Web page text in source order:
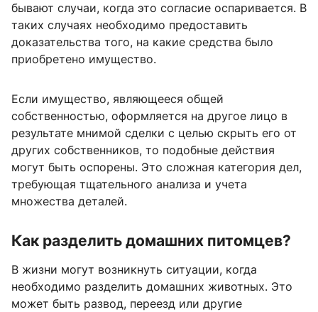
бывают случаи, когда это согласие оспаривается. В
таких случаях необходимо предоставить
доказательства того, на какие средства было
приобретено имущество.
Если имущество, являющееся общей
собственностью, оформляется на другое лицо в
результате мнимой сделки с целью скрыть его от
других собственников, то подобные действия
могут быть оспорены. Это сложная категория дел,
требующая тщательного анализа и учета
множества деталей.
Как разделить домашних питомцев?
В жизни могут возникнуть ситуации, когда
необходимо разделить домашних животных. Это
может быть развод, переезд или другие